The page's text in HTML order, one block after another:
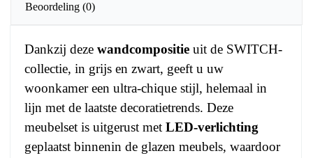
Beoordeling (0)
Dankzij deze wandcompositie uit de SWITCH-
collectie, in grijs en zwart, geeft u uw
woonkamer een ultra-chique stijl, helemaal in
lijn met de laatste decoratietrends. Deze
meubelset is uitgerust met LED-verlichting
geplaatst binnenin de glazen meubels, waardoor